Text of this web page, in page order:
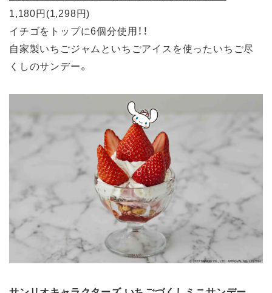
1,180円(1,298円)
イチゴをトップに6個分使用！！
自家製いちごジャムといちごアイスを使ったいちご尽
くしのサンデー。